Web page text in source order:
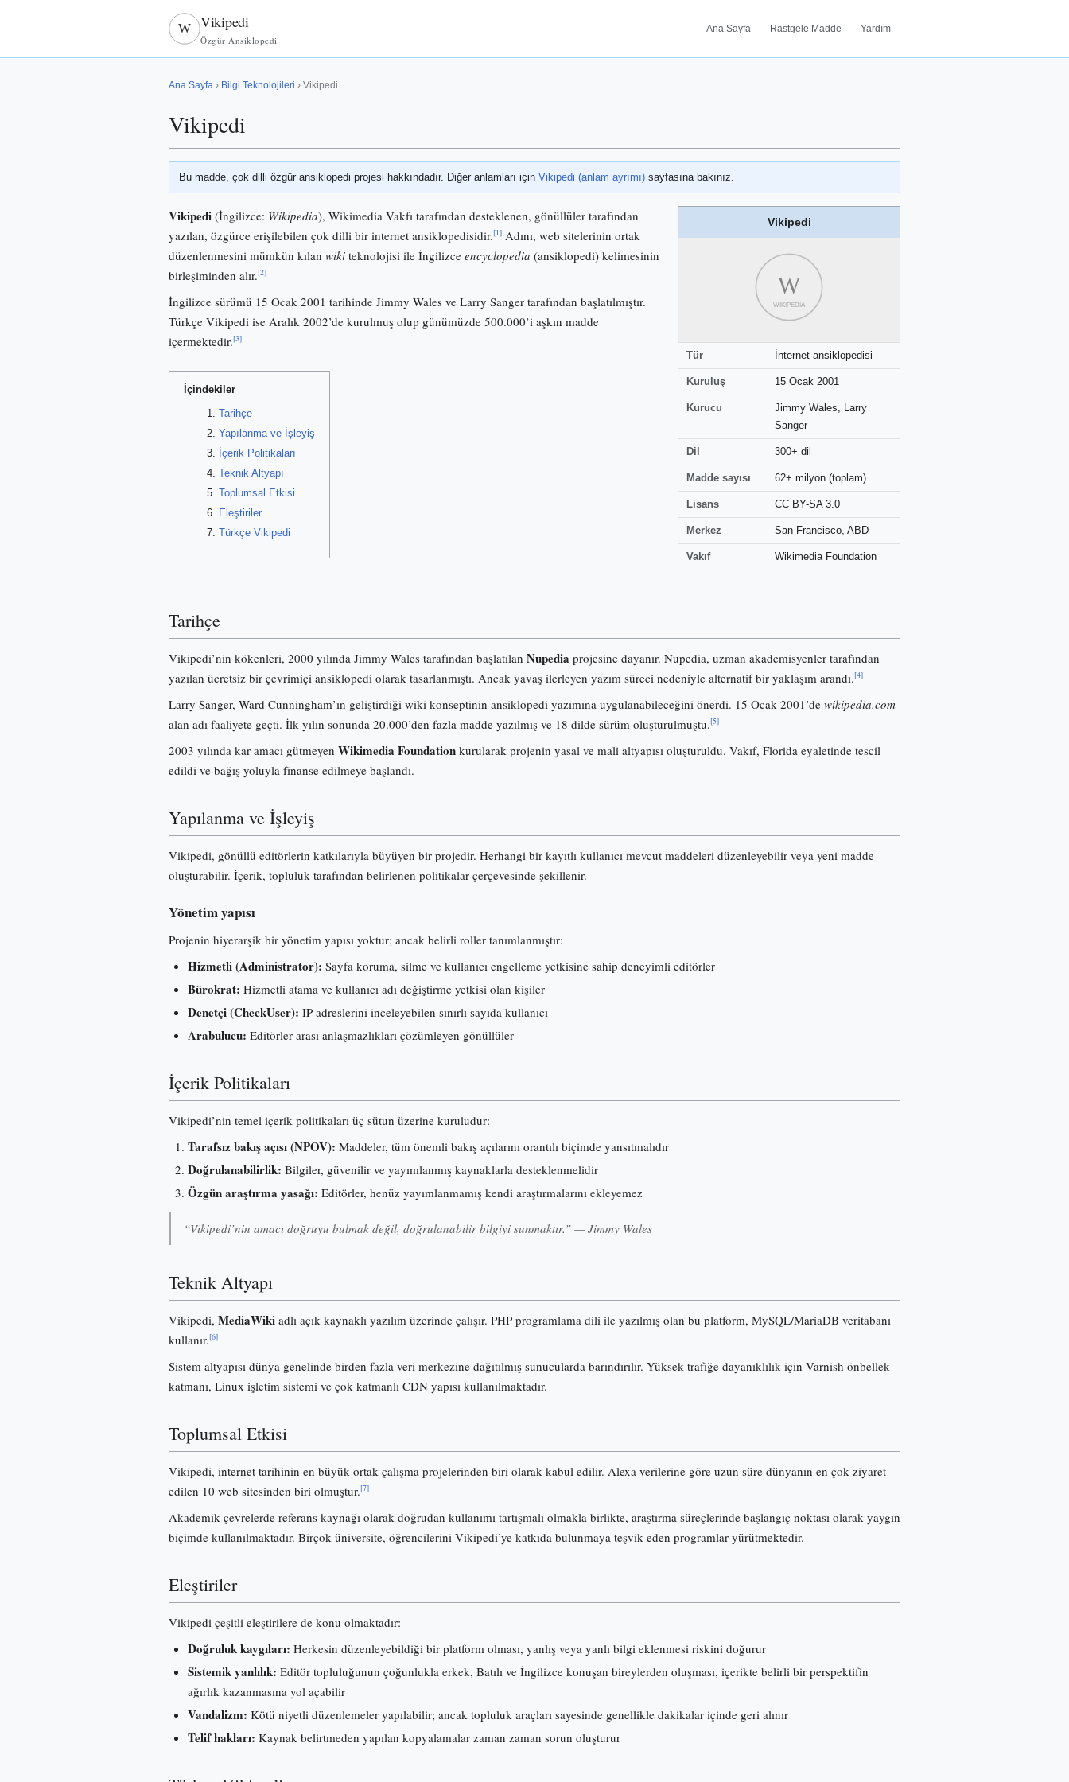
W Vikipedi
Özgür Ansiklopedi
Ana Sayfa Rastgele Madde Yardım
Ana Sayfa › Bilgi Teknolojileri › Vikipedi
Vikipedi
Bu madde, çok dilli özgür ansiklopedi projesi hakkındadır. Diğer anlamları için Vikipedi (anlam ayrımı) sayfasına bakınız.
Vikipedi
W
WIKIPEDIA
Tür İnternet ansiklopedisi
Kuruluş 15 Ocak 2001
Kurucu
Jimmy Wales, Larry
Sanger
Dil 300+ dil
Madde sayısı 62+ milyon (toplam)
Lisans CC BY-SA 3.0
Merkez San Francisco, ABD
Vakıf Wikimedia Foundation
Vikipedi (İngilizce: Wikipedia), Wikimedia Vakfı tarafından desteklenen, gönüllüler tarafından
yazılan, özgürce erişilebilen çok dilli bir internet ansiklopedisidir.[1] Adını, web sitelerinin ortak
düzenlenmesini mümkün kılan wiki teknolojisi ile İngilizce encyclopedia (ansiklopedi) kelimesinin
birleşiminden alır.[2]
İngilizce sürümü 15 Ocak 2001 tarihinde Jimmy Wales ve Larry Sanger tarafından başlatılmıştır.
Türkçe Vikipedi ise Aralık 2002’de kurulmuş olup günümüzde 500.000’i aşkın madde
içermektedir.[3]
İçindekiler
Tarihçe
Yapılanma ve İşleyiş
İçerik Politikaları
Teknik Altyapı
Toplumsal Etkisi
Eleştiriler
Türkçe Vikipedi
Tarihçe
Vikipedi’nin kökenleri, 2000 yılında Jimmy Wales tarafından başlatılan Nupedia projesine dayanır. Nupedia, uzman akademisyenler tarafından
yazılan ücretsiz bir çevrimiçi ansiklopedi olarak tasarlanmıştı. Ancak yavaş ilerleyen yazım süreci nedeniyle alternatif bir yaklaşım arandı.[4]
Larry Sanger, Ward Cunningham’ın geliştirdiği wiki konseptinin ansiklopedi yazımına uygulanabileceğini önerdi. 15 Ocak 2001’de wikipedia.com
alan adı faaliyete geçti. İlk yılın sonunda 20.000’den fazla madde yazılmış ve 18 dilde sürüm oluşturulmuştu.[5]
2003 yılında kar amacı gütmeyen Wikimedia Foundation kurularak projenin yasal ve mali altyapısı oluşturuldu. Vakıf, Florida eyaletinde tescil
edildi ve bağış yoluyla finanse edilmeye başlandı.
Yapılanma ve İşleyiş
Vikipedi, gönüllü editörlerin katkılarıyla büyüyen bir projedir. Herhangi bir kayıtlı kullanıcı mevcut maddeleri düzenleyebilir veya yeni madde
oluşturabilir. İçerik, topluluk tarafından belirlenen politikalar çerçevesinde şekillenir.
Yönetim yapısı
Projenin hiyerarşik bir yönetim yapısı yoktur; ancak belirli roller tanımlanmıştır:
Hizmetli (Administrator): Sayfa koruma, silme ve kullanıcı engelleme yetkisine sahip deneyimli editörler
Bürokrat: Hizmetli atama ve kullanıcı adı değiştirme yetkisi olan kişiler
Denetçi (CheckUser): IP adreslerini inceleyebilen sınırlı sayıda kullanıcı
Arabulucu: Editörler arası anlaşmazlıkları çözümleyen gönüllüler
İçerik Politikaları
Vikipedi’nin temel içerik politikaları üç sütun üzerine kuruludur:
Tarafsız bakış açısı (NPOV): Maddeler, tüm önemli bakış açılarını orantılı biçimde yansıtmalıdır
Doğrulanabilirlik: Bilgiler, güvenilir ve yayımlanmış kaynaklarla desteklenmelidir
Özgün araştırma yasağı: Editörler, henüz yayımlanmamış kendi araştırmalarını ekleyemez
“Vikipedi’nin amacı doğruyu bulmak değil, doğrulanabilir bilgiyi sunmaktır.” — Jimmy Wales
Teknik Altyapı
Vikipedi, MediaWiki adlı açık kaynaklı yazılım üzerinde çalışır. PHP programlama dili ile yazılmış olan bu platform, MySQL/MariaDB veritabanı
kullanır.[6]
Sistem altyapısı dünya genelinde birden fazla veri merkezine dağıtılmış sunucularda barındırılır. Yüksek trafiğe dayanıklılık için Varnish önbellek
katmanı, Linux işletim sistemi ve çok katmanlı CDN yapısı kullanılmaktadır.
Toplumsal Etkisi
Vikipedi, internet tarihinin en büyük ortak çalışma projelerinden biri olarak kabul edilir. Alexa verilerine göre uzun süre dünyanın en çok ziyaret
edilen 10 web sitesinden biri olmuştur.[7]
Akademik çevrelerde referans kaynağı olarak doğrudan kullanımı tartışmalı olmakla birlikte, araştırma süreçlerinde başlangıç noktası olarak yaygın
biçimde kullanılmaktadır. Birçok üniversite, öğrencilerini Vikipedi’ye katkıda bulunmaya teşvik eden programlar yürütmektedir.
Eleştiriler
Vikipedi çeşitli eleştirilere de konu olmaktadır:
Doğruluk kaygıları: Herkesin düzenleyebildiği bir platform olması, yanlış veya yanlı bilgi eklenmesi riskini doğurur
Sistemik yanlılık: Editör topluluğunun çoğunlukla erkek, Batılı ve İngilizce konuşan bireylerden oluşması, içerikte belirli bir perspektifin
ağırlık kazanmasına yol açabilir
Vandalizm: Kötü niyetli düzenlemeler yapılabilir; ancak topluluk araçları sayesinde genellikle dakikalar içinde geri alınır
Telif hakları: Kaynak belirtmeden yapılan kopyalamalar zaman zaman sorun oluşturur